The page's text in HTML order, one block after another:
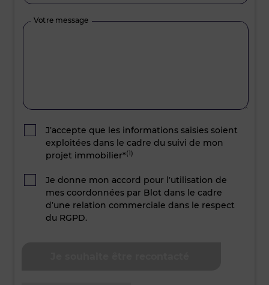
Votre message
J’accepte que les informations saisies soient
exploitées dans le cadre du suivi de mon
projet immobilier*(1)
Je donne mon accord pour l’utilisation de
mes coordonnées par Blot dans le cadre
d’une relation commerciale dans le respect
du RGPD.